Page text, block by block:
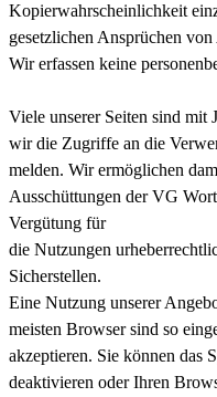
Kopierwahrscheinlichkeit
gesetzlichen Ansprüchen
Wir erfassen keine
Viele unserer Seiten sind mit
wir die Zugriffe an die
melden. Wir ermöglichen
Ausschüttungen der VG
Vergütung für
die Nutzungen
Sicherstellen.
Eine Nutzung unserer
meisten Browser sind so
akzeptieren. Sie können das
deaktivieren oder Ihren